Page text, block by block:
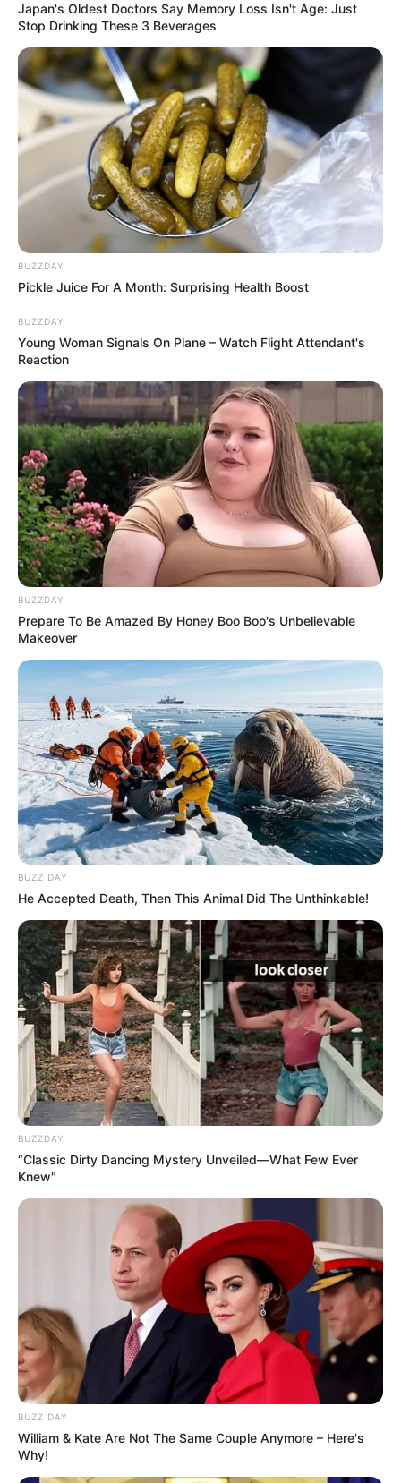
Japan's Oldest Doctors Say Memory Loss Isn't Age: Just
Stop Drinking These 3 Beverages
BUZZDAY
Pickle Juice For A Month: Surprising Health Boost
BUZZDAY
Young Woman Signals On Plane – Watch Flight Attendant's
Reaction
BUZZDAY
Prepare To Be Amazed By Honey Boo Boo's Unbelievable
Makeover
BUZZ DAY
He Accepted Death, Then This Animal Did The Unthinkable!
BUZZDAY
“Classic Dirty Dancing Mystery Unveiled—What Few Ever
Knew"
BUZZ DAY
William & Kate Are Not The Same Couple Anymore – Here's
Why!